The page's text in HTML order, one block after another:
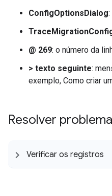
ConfigOptionsDialog
@ 269: o número da
> texto seguinte:
exemplo, Como criar
Resolver
Verificar os registros